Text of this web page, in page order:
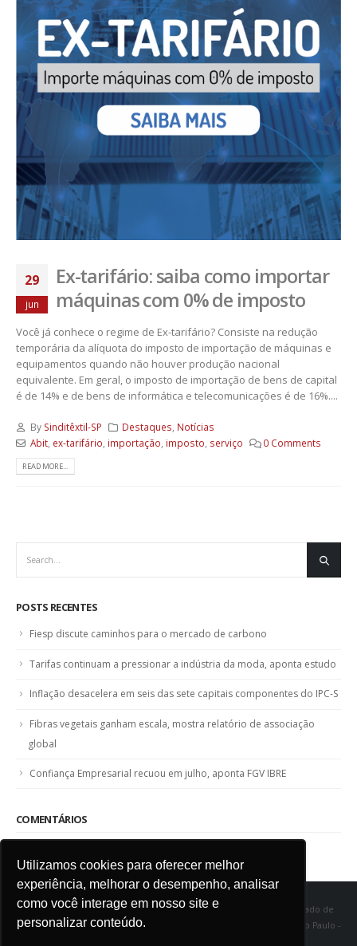
Utilizamos cookies para oferecer melhor
experiência, melhorar o desempenho, analisar
como você interage em nosso site e
personalizar conteúdo.
29
jun
Ex-tarifário: saiba como importar
máquinas com 0% de imposto
Você já conhece o regime de Ex-tarifário? Consiste na redução
temporária da alíquota do imposto de importação de máquinas e
equipamentos quando não houver produção nacional
equivalente. Em geral, o imposto de importação de bens de capital
é de 14% e de bens de informática e telecomunicações é de 16%....
By Sinditêxtil-SP Destaques Notícias
Abit, ex-tarifário importação imposto serviço 0 Comments
READ MORE...
POSTS RECENTES
Fiesp discute caminhos para o mercado de carbono
Tarifas continuam a pressionar a indústria da moda, aponta estudo
Inflação desacelera em seis das sete capitais componentes do IPC-S
Fibras vegetais ganham escala, mostra relatório de associação
global
Confiança Empresarial recuou em julho, aponta FGV IBRE
COMENTÁRIOS
SINDITÊXTIL SP - Sindicato das Indústrias de Fiação e Tecelagem do Estado de
São Paulo Rua Marquês de Itu, 968 - Vila Buarque - Cep 01223-000 - São Paulo -